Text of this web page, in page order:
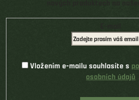
Vložením e-mailu souhlasíte s
osobních údajů